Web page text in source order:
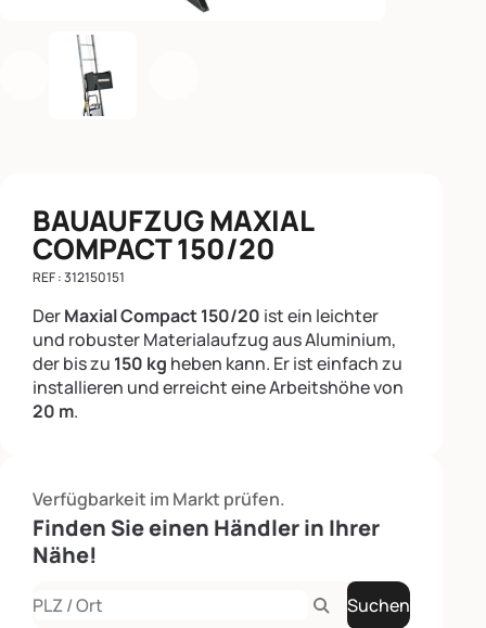
Précédent
BAUAUFZUG MAXIAL
COMPACT 150/20
REF : 312150151
DerMaxial Compact 150/20 ist ein leichter
und robuster Materialaufzug aus Aluminium,
der bis zu 150 kg heben kann. Er ist einfach zu
installieren und erreicht eine Arbeitshöhe von
20 m.
Verfügbarkeit im Markt prüfen.
Finden Sie einen Händler in Ihrer
Nähe!
Rechercher Suchen